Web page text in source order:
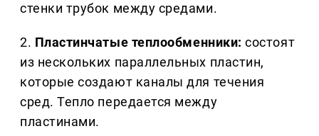
стенки трубок между средами.
2. Пластинчатые теплообменники: состоят
из нескольких параллельных пластин,
которые создают каналы для течения
сред. Тепло передается между
пластинами.